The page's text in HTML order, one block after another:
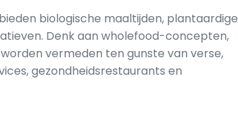
biologische maaltijden, plantaardige
Denk aan wholefood-concepten,
vermeden ten gunste van verse,
gezondheidsrestaurants en